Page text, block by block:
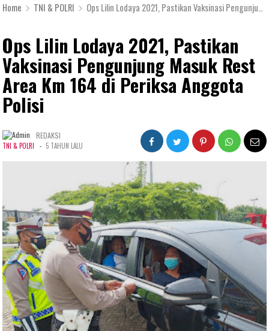
Home TNI & POLRI Ops Lilin Lodaya 2021, Pastikan Vaksinasi Pengunjung Masuk Rest Area Km 164 di Periksa Anggota Polisi
Ops Lilin Lodaya 2021, Pastikan
Vaksinasi Pengunjung Masuk Rest
Area Km 164 di Periksa Anggota
Polisi
REDAKSI
TNI & POLRI - 5 TAHUN LALU